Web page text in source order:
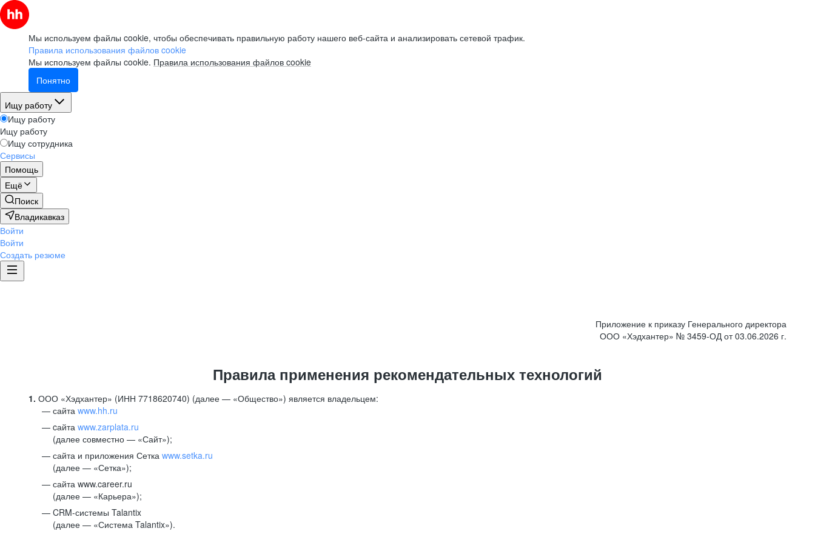
Мы используем файлы cookie, чтобы обеспечивать правильную работу нашего веб-сайта и анализировать сетевой трафик.
Правила использования файлов cookie
Мы используем файлы cookie. Правила использования файлов cookie
Понятно
Ищу работу
Ищу работу
Ищу работу
Ищу сотрудника
Сервисы
Помощь
Ещё
Поиск
Владикавказ
Войти
Войти
Создать резюме
Приложение к приказу Генерального директора
ООО «Хэдхантер» № 3459-ОД от 03.06.2026 г.
Правила применения рекомендательных технологий
1. ООО «Хэдхантер» (ИНН 7718620740) (далее — «Общество») является владельцем:
сайта www.hh.ru
cайта www.zarplata.ru
(далее совместно — «Сайт»);
сайта и приложения Сетка www.setka.ru
(далее — «Сетка»);
сайта www.career.ru
(далее — «Карьера»);
CRM-системы Talantix
(далее — «Система Talantix»).